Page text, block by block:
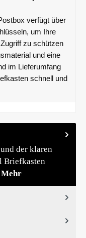
verfügt über
um Ihre
zu schützen
und eine
im Lieferumfang
schnell und
der klaren
Briefkasten
Mehr